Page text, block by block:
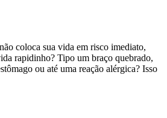
coloca sua vida em risco imediato,
rapidinho? Tipo um braço quebrado,
ou até uma reação alérgica? Isso